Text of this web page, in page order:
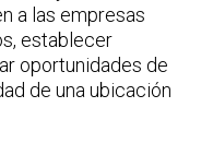
a las empresas
establecer
oportunidades de
de una ubicación